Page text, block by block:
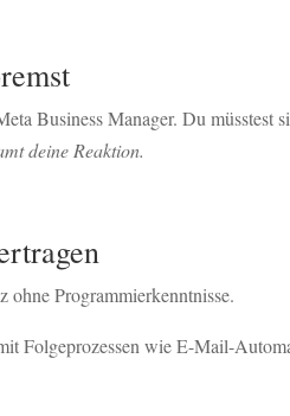
Business Manager. Du müsstest
deine Reaktion.
ohne Programmierkenntnisse.
Folgeprozessen wie E-Mail-